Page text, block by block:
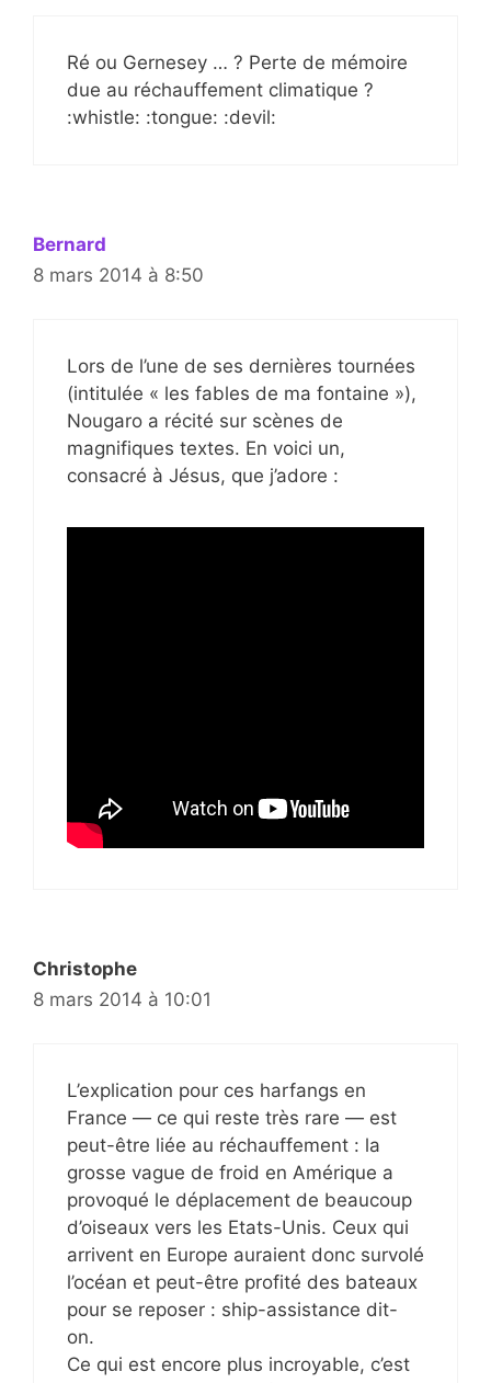
Ré ou Gernesey … ? Perte de mémoire
due au réchauffement climatique ?
:whistle: :tongue: :devil:
Bernard
8 mars 2014 à 8:50
Lors de l’une de ses dernières tournées
(intitulée « les fables de ma fontaine »),
Nougaro a récité sur scènes de
magnifiques textes. En voici un,
consacré à Jésus, que j’adore :
Christophe
8 mars 2014 à 10:01
L’explication pour ces harfangs en
France — ce qui reste très rare — est
peut-être liée au réchauffement : la
grosse vague de froid en Amérique a
provoqué le déplacement de beaucoup
d’oiseaux vers les Etats-Unis. Ceux qui
arrivent en Europe auraient donc survolé
l’océan et peut-être profité des bateaux
pour se reposer : ship-assistance dit-
on.
Ce qui est encore plus incroyable, c’est